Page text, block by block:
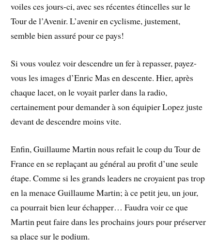
voiles ces jours-ci, avec ses récentes étincelles sur le
Tour de l’Avenir. L’avenir en cyclisme, justement,
semble bien assuré pour ce pays!
Si vous voulez voir descendre un fer à repasser, payez-
vous les images d’Enric Mas en descente. Hier, après
chaque lacet, on le voyait parler dans la radio,
certainement pour demander à son équipier Lopez juste
devant de descendre moins vite.
Enfin, Guillaume Martin nous refait le coup du Tour de
France en se replaçant au général au profit d’une seule
étape. Comme si les grands leaders ne croyaient pas trop
en la menace Guillaume Martin; à ce petit jeu, un jour,
ca pourrait bien leur échapper… Faudra voir ce que
Martin peut faire dans les prochains jours pour préserver
sa place sur le podium.